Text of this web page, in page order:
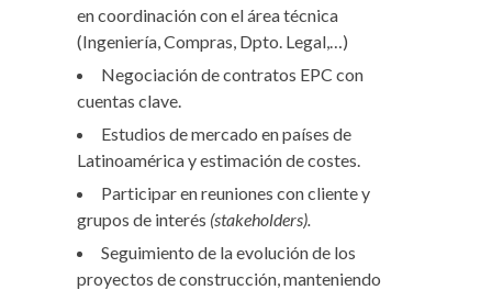
en coordinación con el área técnica
(Ingeniería, Compras, Dpto. Legal,…)
Negociación de contratos EPC con
cuentas clave.
Estudios de mercado en países de
Latinoamérica y estimación de costes.
Participar en reuniones con cliente y
grupos de interés (stakeholders).
Seguimiento de la evolución de los
proyectos de construcción, manteniendo